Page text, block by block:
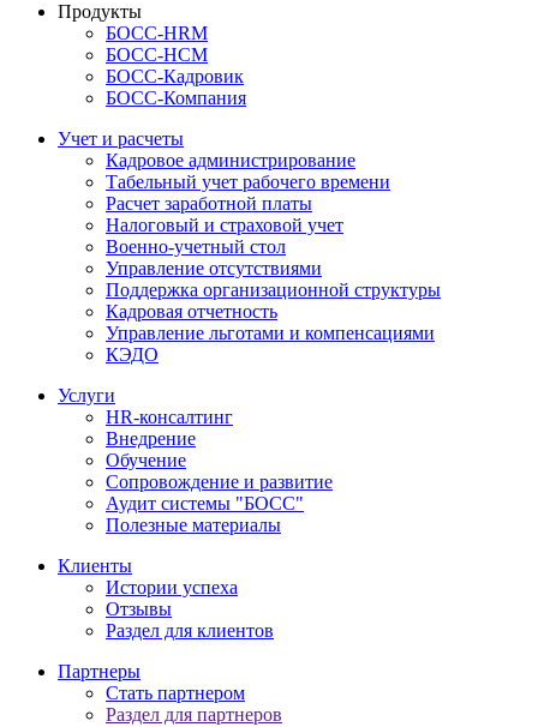
Продукты
БОСС-HRM
БОСС-HCM
БОСС-Кадровик
БОСС-Компания
Учет и расчеты
Кадровое администрирование
Табельный учет рабочего времени
Расчет заработной платы
Налоговый и страховой учет
Военно-учетный стол
Управление отсутствиями
Поддержка организационной структуры
Кадровая отчетность
Управление льготами и компенсациями
КЭДО
Услуги
HR-консалтинг
Внедрение
Обучение
Сопровождение и развитие
Аудит системы "БОСС"
Полезные материалы
Клиенты
Истории успеха
Отзывы
Раздел для клиентов
Партнеры
Стать партнером
Раздел для партнеров